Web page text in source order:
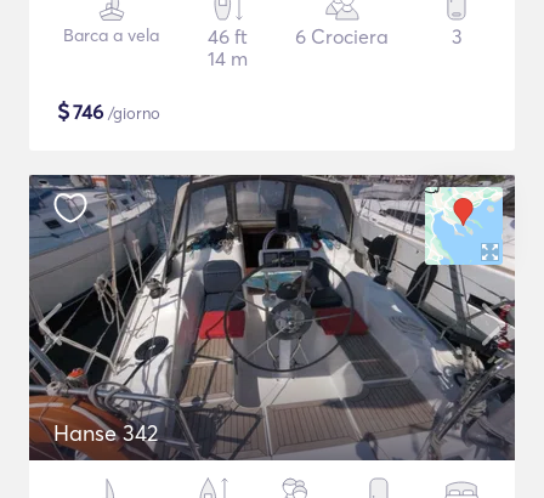
Barca a vela
46 ft
14 m
6 Crociera 3
$746 /giorno
Hanse 342